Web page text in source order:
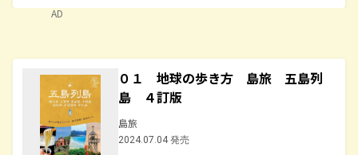
AD
０１ 地球の歩き方 島旅 五島列
島 ４訂版
島旅
2024.07.04 発売